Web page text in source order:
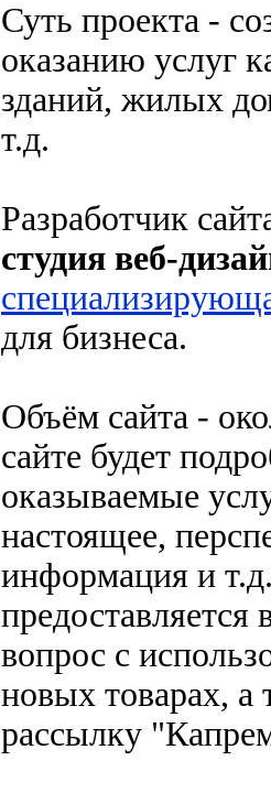
Суть проекта -
оказанию услуг
зданий, жилых
т.д.
Разработчик
студия веб-
для бизнеса.
Объём сайта -
сайте будет
оказываемые
настоящее,
информация и
предоставляется
вопрос с
новых товарах, а
рассылку